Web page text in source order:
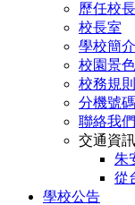
歷任校長
校長室
學校簡介
校園景色
校務規則
分機號碼
聯絡我們
交通資訊
朱
從
學校公告